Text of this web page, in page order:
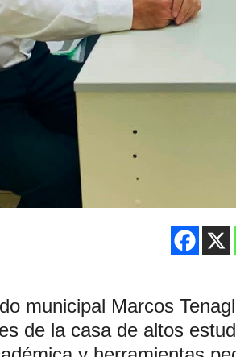
municipal Marcos
de la casa de altos